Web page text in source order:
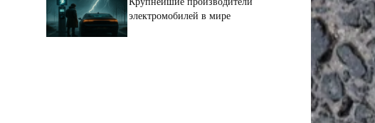
электромобилей в мире